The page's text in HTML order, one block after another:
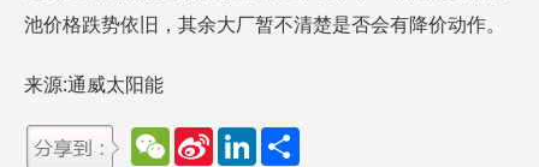
池价格跌势依旧，其余大厂暂不清楚是否会有降价动作。
来源:通威太阳能
W
e
S
L